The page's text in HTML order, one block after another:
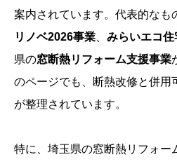
案内されています。代表的なも
リノベ2026事業
みらいエコ
県の窓断熱リフォーム支援事業
のページでも、断熱改修と併用
が整理されています。
特に、埼玉県の窓断熱リフォー